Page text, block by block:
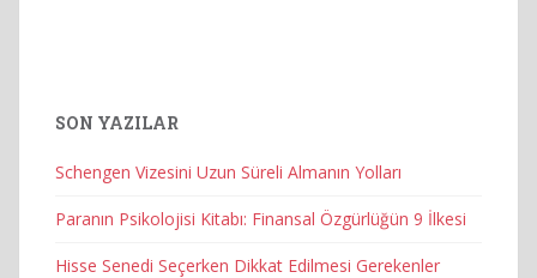
SON YAZILAR
Schengen Vizesini Uzun Süreli Almanın Yolları
Paranın Psikolojisi Kitabı: Finansal Özgürlüğün 9 İlkesi
Hisse Senedi Seçerken Dikkat Edilmesi Gerekenler